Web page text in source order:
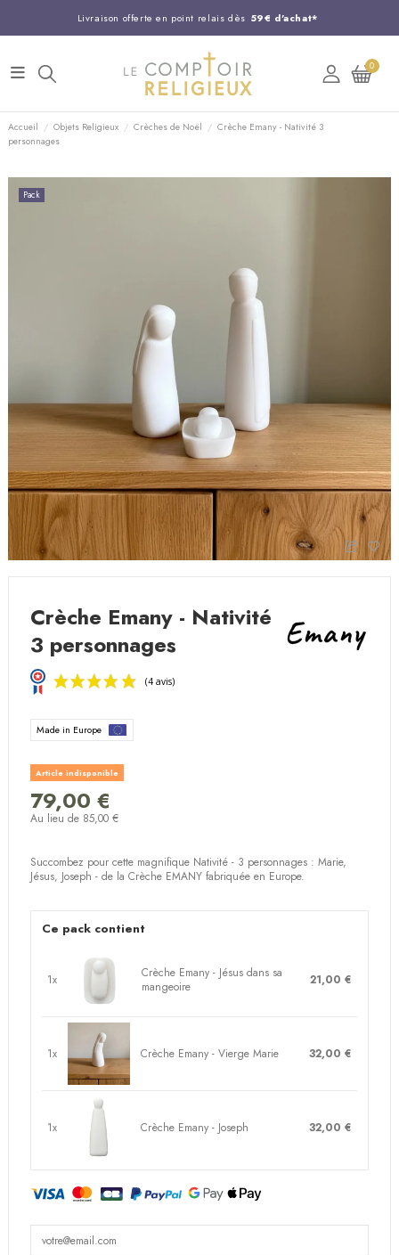
Livraison offerte en point relais dès 59€ d'achat*
Entreprise Française familiale
Support client disponible au 03 20 24 74 15
Commandez avant 14H, expédition le jour même !
0
Accueil Objets Religieux Crèches de Noël
Crèche Emany - Nativité 3
personnages
Pack
Crèche Emany - Nativité
3 personnages
Made in Europe
Article indisponible
79,00 €
Au lieu de 85,00 €
Succombez pour cette magnifique Nativité - 3 personnages : Marie,
Jésus, Joseph - de la Crèche EMANY fabriquée en Europe.
Ce pack contient
1x
Crèche Emany - Jésus dans sa
mangeoire
21,00 €
1x Crèche Emany - Vierge Marie 32,00 €
1x Crèche Emany - Joseph 32,00 €